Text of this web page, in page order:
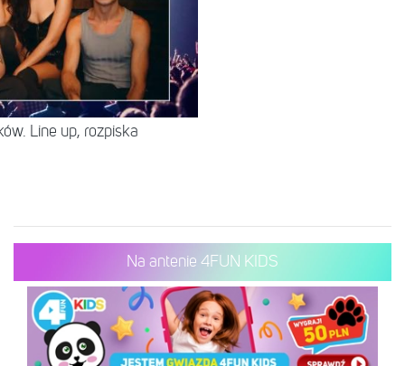
Line up, rozpiska
Na antenie 4FUN KIDS